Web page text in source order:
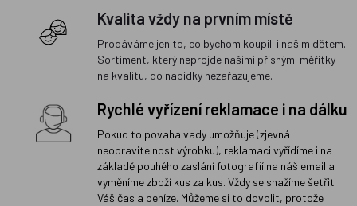
Kvalita vždy na prvním místě
Prodáváme jen to, co bychom koupili i našim dětem.
Sortiment, který neprojde našimi přísnými měřítky
na kvalitu, do nabídky nezařazujeme.
Rychlé vyřízení reklamace i na dálku
Pokud to povaha vady umožňuje (zjevná
neopravitelnost výrobku), reklamaci vyřídíme i na
základě pouhého zaslání fotografií na náš email a
vyměníme zboží kus za kus. Vždy se snažíme šetřit
Váš čas a peníze. Můžeme si to dovolit, protože